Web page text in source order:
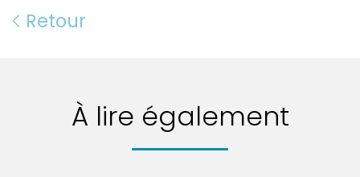
Retour
À lire également